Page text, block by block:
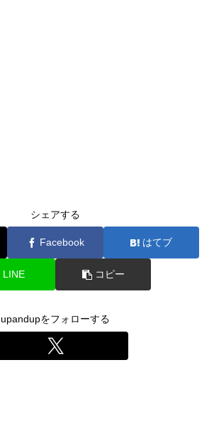
シェアする
Facebook はてブ
LINE コピー
upandupをフォローする